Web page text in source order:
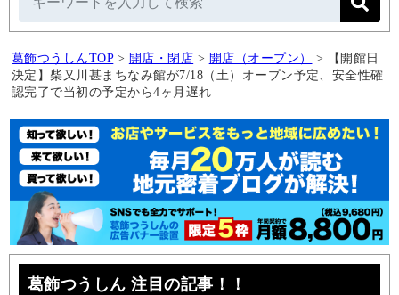
葛飾つうしんTOP > 開店・閉店 > 開店（オープン） > 【開館日
決定】柴又川甚まちなみ館が7/18（土）オープン予定、安全性確
認完了で当初の予定から4ヶ月遅れ
葛飾つうしん 注目の記事！！